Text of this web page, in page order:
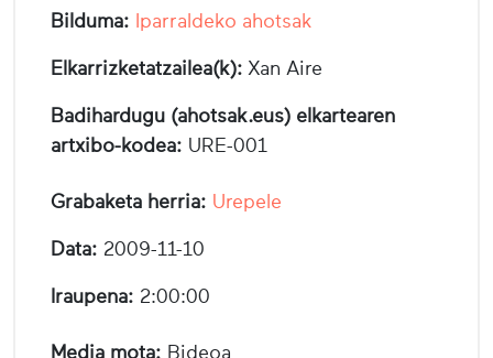
Bilduma: Iparraldeko ahotsak
Elkarrizketatzailea(k): Xan Aire
Badihardugu (ahotsak.eus) elkartearen
artxibo-kodea: URE-001
Grabaketa herria: Urepele
Data: 2009-11-10
Iraupena: 2:00:00
Media mota: Bideoa